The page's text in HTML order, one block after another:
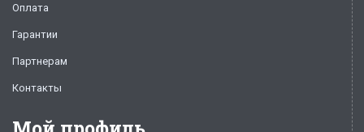
Оплата
Гарантии
Партнерам
Контакты